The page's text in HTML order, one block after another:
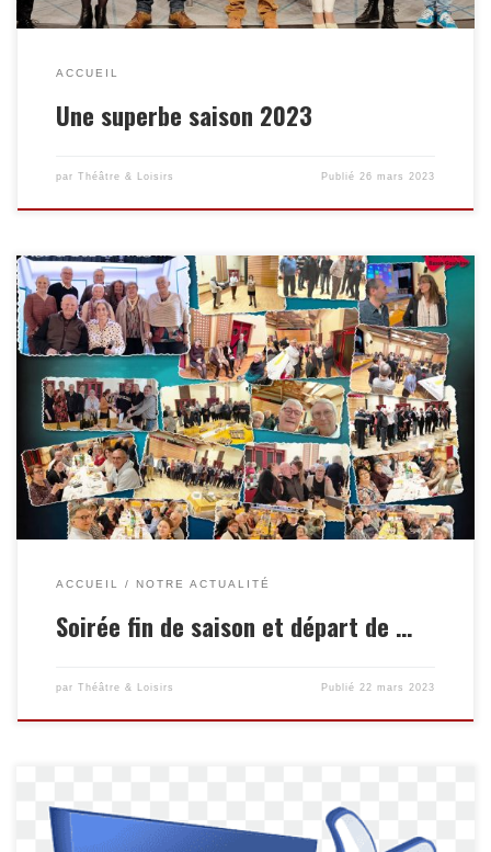
ACCUEIL
Une superbe saison 2023
par Théâtre & Loisirs Publié26 mars 2023
ACCUEIL NOTRE ACTUALITÉ
Soirée fin de saison et départ de …
par Théâtre & Loisirs Publié 22 mars 2023